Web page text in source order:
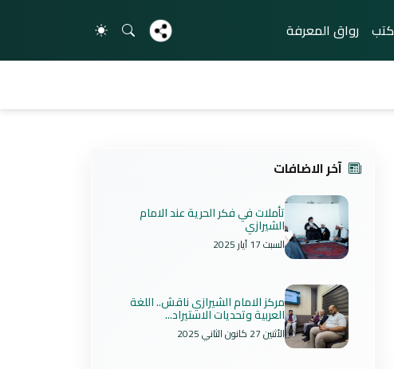
كتب رواق المعرفة
آخر الاضافات
تأملات في فكر الحرية عند الامام
الشيرازي
السبت 17 آيار 2025
مركز الامام الشيرازي ناقش.. اللغة
العربية وتحديات الاستيراد...
الأثنين 27 كانون الثاني 2025